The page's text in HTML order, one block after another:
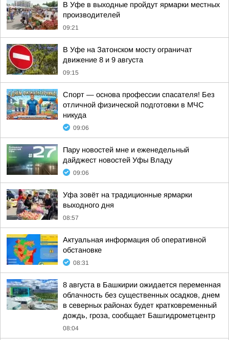
В Уфе в выходные пройдут ярмарки местных
производителей
09:21
В Уфе на Затонском мосту ограничат
движение 8 и 9 августа
09:15
Спорт — основа профессии спасателя! Без
отличной физической подготовки в МЧС
никуда
09:06
Пару новостей мне и еженедельный
дайджест новостей Уфы Владу
09:06
Уфа зовёт на традиционные ярмарки
выходного дня
08:57
Актуальная информация об оперативной
обстановке
08:31
8 августа в Башкирии ожидается переменная
облачность без существенных осадков, днем
в северных районах будет кратковременный
дождь, гроза, сообщает Башгидрометцентр
08:04